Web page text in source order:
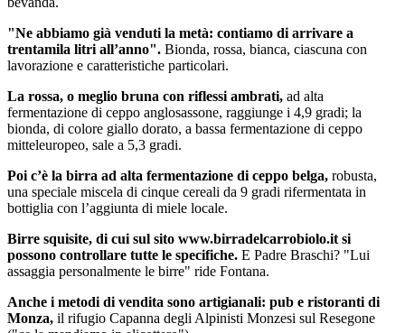
"Ne abbiamo già venduti la metà: contiamo di arrivare a
trentamila litri all’anno". Bionda, rossa, bianca, ciascuna con
lavorazione e caratteristiche particolari.
La rossa, o meglio bruna con riflessi ambrati, ad alta
fermentazione di ceppo anglosassone, raggiunge i 4,9 gradi; la
bionda, di colore giallo dorato, a bassa fermentazione di ceppo
mitteleuropeo, sale a 5,3 gradi.
Poi c’è la birra ad alta fermentazione di ceppo belga, robusta,
una speciale miscela di cinque cereali da 9 gradi rifermentata in
bottiglia con l’aggiunta di miele locale.
Birre squisite, di cui sul sito www.birradelcarrobiolo.it si
possono controllare tutte le specifiche. E Padre Braschi? "Lui
assaggia personalmente le birre" ride Fontana.
Anche i metodi di vendita sono artigianali: pub e ristoranti di
Monza, il rifugio Capanna degli Alpinisti Monzesi sul Resegone